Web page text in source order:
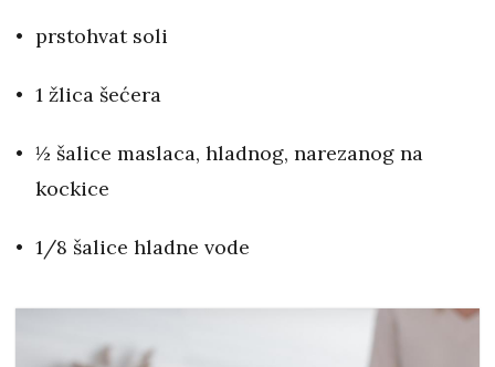
prstohvat soli
1 žlica šećera
½ šalice maslaca, hladnog, narezanog na
kockice
1/8 šalice hladne vode